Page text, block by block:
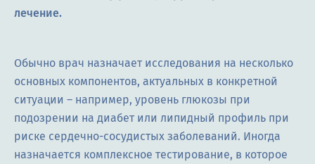
лечение.
Обычно врач назначает исследования на несколько
основных компонентов, актуальных в конкретной
ситуации – например, уровень глюкозы при
подозрении на диабет или липидный профиль при
риске сердечно-сосудистых заболеваний. Иногда
назначается комплексное тестирование, в которое